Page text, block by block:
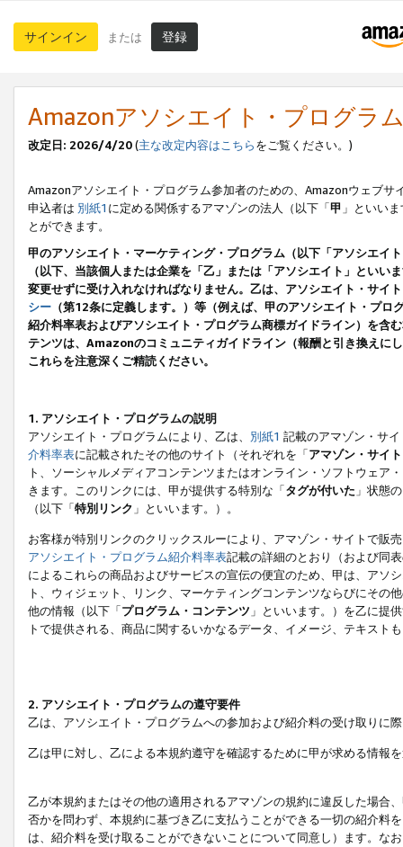
サインイン または 登録
Amazonアソシエイト・プログラ
改定日: 2026/4/20(主な改定内容はこちらをご覧ください。)
Amazonアソシエイト・プログラム参加者のための、Amazonウェブサ
申込者は 別紙1 に定める関係するアマゾンの法人（以下「甲 」といい
とができます。
甲のアソシエイト・マーケティング・プログラム（以下「アソシエイ
（以下、当該個人または企業を「乙」または「アソシエイト」とい
変更せずに受け入れなければなりません。乙は、アソシエイト・サイ
シー （第12条に定義します。）等（例えば、甲のアソシエイト・プ
紹介料率表およびアソシエイト・プログラム商標ガイドライン）を
テンツは、Amazonのコミュニティガイドライン（報酬と引き換えに
これらを注意深くご精読ください。
1. アソシエイト・プログラムの説明
アソシエイト・プログラムにより、乙は、 別紙1 記載のアマゾン・サ
介料率表に記載されたその他のサイト（それぞれを「アマゾン・サイト
ト、ソーシャルメディアコンテンツまたはオンライン・ソフトウェア
きます。このリンクには、甲が提供する特別な「タグが付いた 」状態
（以下「特別リンク 」といいます。）。
お客様が特別リンクのクリックスルーにより、アマゾン・サイトで販
アソシエイト・プログラム紹介料率表記載の詳細のとおり（および同
によるこれらの商品およびサービスの宣伝の便宜のため、甲は、アソ
ト、ウィジェット、リンク、マーケティングコンテンツならびにその
他の情報（以下「プログラム・コンテンツ 」といいます。）を乙に提
トで提供される、商品に関するいかなるデータ、イメージ、テキス
2. アソシエイト・プログラムの遵守要件
乙は、アソシエイト・プログラムへの参加および紹介料の受け取りに
乙は甲に対し、乙による本規約遵守を確認するために甲が求める情報
乙が本規約またはその他の適用されるアマゾンの規約に違反した場合
否かを問わず、本規約に基づき乙に支払うことができる一切の紹介料
は、紹介料を受け取ることができないことについて同意し）ます。な